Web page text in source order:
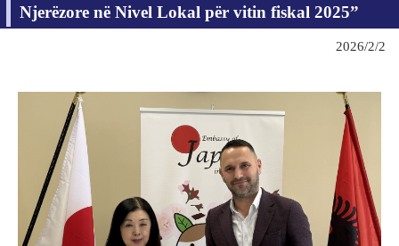
Njerëzore në Nivel Lokal për vitin fiskal 2025”
2026/2/2